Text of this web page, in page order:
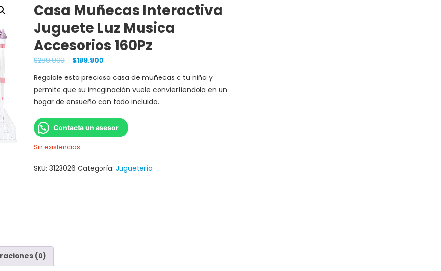
Casa Muñecas Interactiva
Juguete Luz Musica
Accesorios 160Pz
$280.900 $199.900
Regalale esta preciosa casa de muñecas a tu niña y
permite que su imaginación vuele conviertiendola en un
hogar de ensueño con todo incluido.
Contacta un asesor
Sin existencias
SKU: 3123026 Categoría: Juguetería
(0)